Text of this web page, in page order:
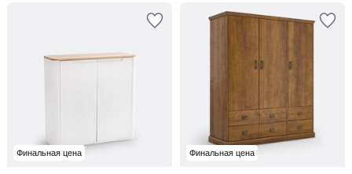
Финальная цена Финальная цена